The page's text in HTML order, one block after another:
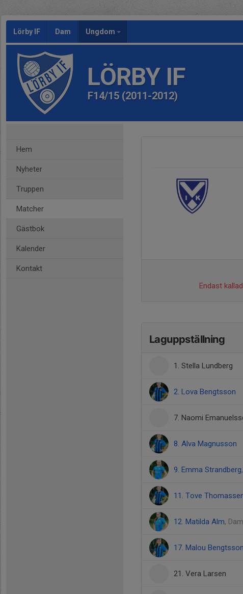
Lörby IF Dam Ungdom
LÖRBY IF
F14/15 (2011-2012)
Hem
Nyheter
Truppen
Matcher
Gästbok
Kalender
Kontakt
Endast
Laguppställning
1. Stella Lundberg
2. Lova Bengtsson
7. Naomi
8. Alva Magnusson
9. Emma Strandberg
11. Tove
12. Matilda Alm, Dam
17. Malou
21. Vera Larsen